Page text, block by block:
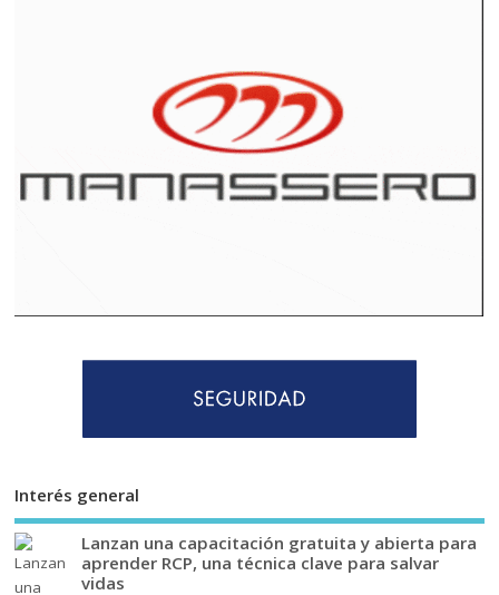
Interés general
Lanzan una capacitación gratuita y abierta para
aprender RCP, una técnica clave para salvar
vidas